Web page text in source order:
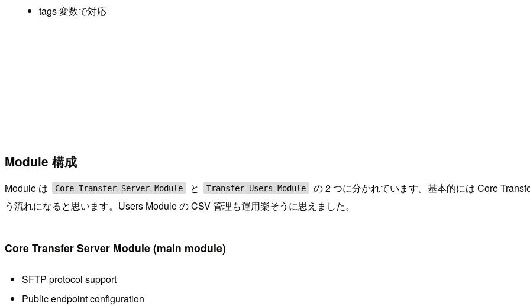
tags 変数で対応
Module 構成
Module は Core Transfer Server Module と Transfer Users Module
の 2 つに分かれています。基本的には Core
う流れになると思います。Users Module の CSV 管理も運用楽そうに思えました。
Core Transfer Server Module (main module)
SFTP protocol support
Public endpoint configuration